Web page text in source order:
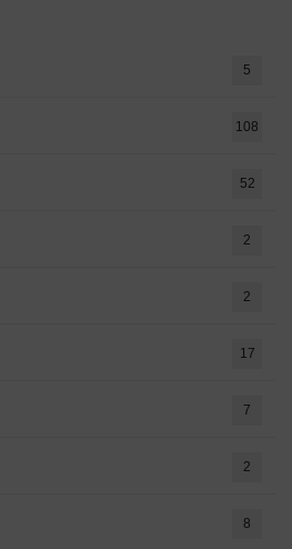
5
108
52
2
2
17
7
2
8